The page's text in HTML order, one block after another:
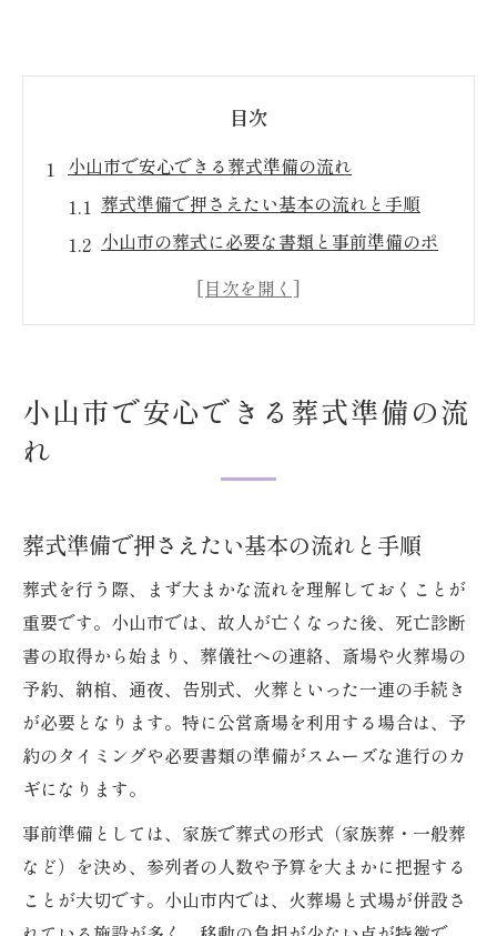
目次
小山市で安心できる葬式準備の流れ
葬式準備で押さえたい基本の流れと手順
小山市の葬式に必要な書類と事前準備のポ
し合い方
小山市の葬式ガイドが提案する別れの心得
葬式で失敗しないための地域マナーと注意
点
葬式ガイドに学ぶ大切な人を送る際の心構
え
葬式を通じて心を伝えるためのサポート術
故人に寄り添う小山市流の葬式演出アイデ
葬式を控える方のための実践ポイント解説
葬式を控える際に準備したい実践的ポイン
ト
小山市で安心できる葬式準備の流
れ
葬式準備で押さえたい基本の流れと手順
葬式を行う際、まず大まかな流れを理解しておくことが
重要です。小山市では、故人が亡くなった後、死亡診断
書の取得から始まり、葬儀社への連絡、斎場や火葬場の
予約、納棺、通夜、告別式、火葬といった一連の手続き
が必要となります。特に公営斎場を利用する場合は、予
約のタイミングや必要書類の準備がスムーズな進行のカ
ギになります。
事前準備としては、家族で葬式の形式（家族葬・一般葬
など）を決め、参列者の人数や予算を大まかに把握する
ことが大切です。小山市内では、火葬場と式場が併設さ